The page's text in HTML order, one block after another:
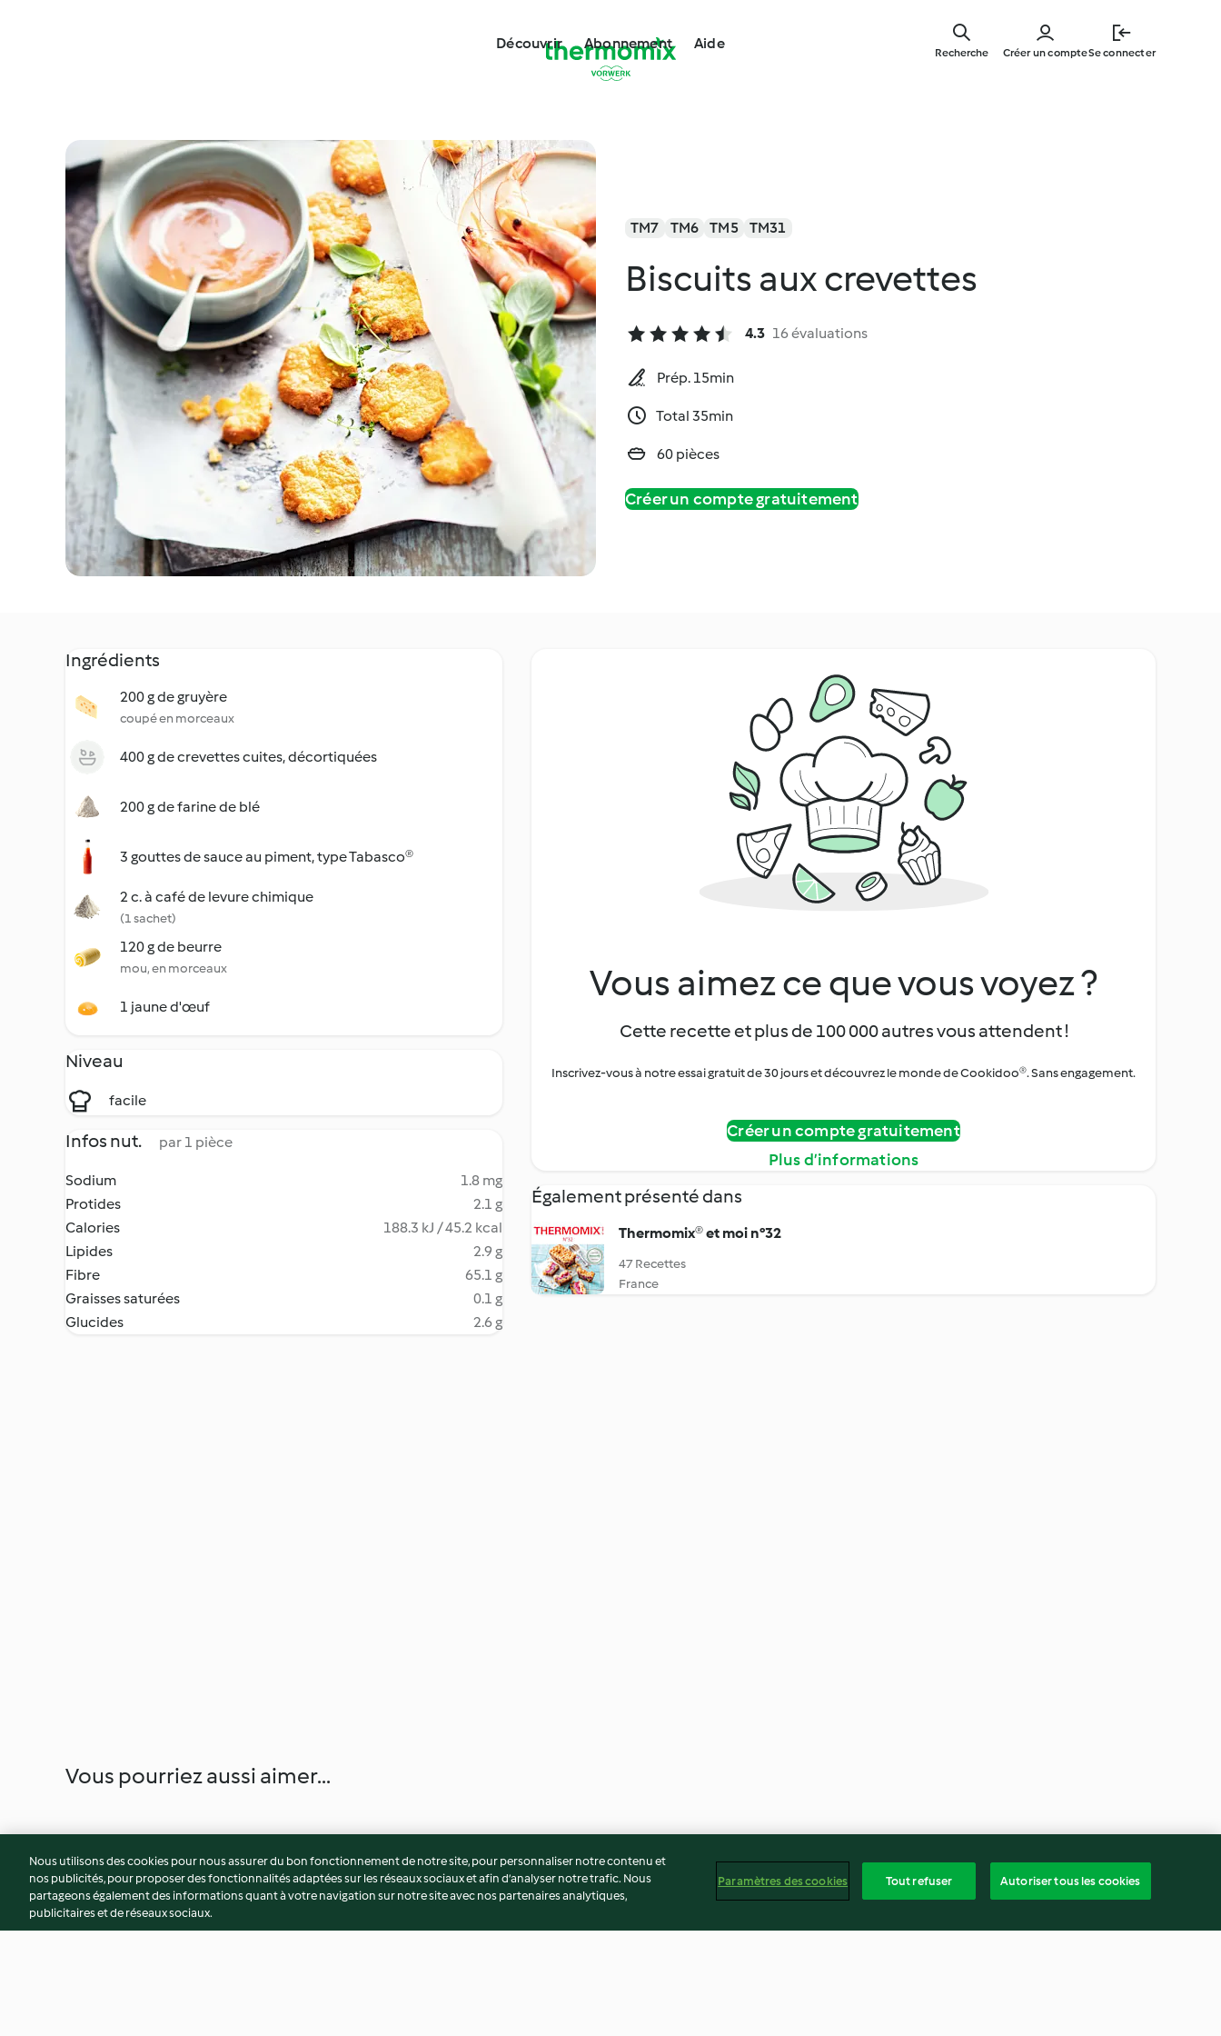
main
Découvrir Abonnement Aide
Créer un compteSe connecter
Recherche
TM7 TM6 TM5 TM31
Biscuits aux crevettes
4.3 16 évaluations
Prép. 15min
Total 35min
60 pièces
Créer un compte gratuitement
Ingrédients
200 g de gruyère
coupé en morceaux
400 g de crevettes cuites, décortiquées
200 g de farine de blé
3 gouttes de sauce au piment, type Tabasco®
2 c. à café de levure chimique
(1 sachet)
120 g de beurre
mou, en morceaux
1 jaune d'œuf
Niveau
facile
Infos nut. par 1 pièce
Sodium
1.8 mg
Protides
2.1 g
Calories
188.3 kJ / 45.2 kcal
Lipides
2.9 g
Fibre
65.1 g
Graisses saturées
0.1 g
Glucides
2.6 g
Vous aimez ce que vous voyez ?
Cette recette et plus de 100 000 autres vous attendent !
Inscrivez-vous à notre essai gratuit de 30 jours et découvrez le monde de Cookidoo®. Sans engagement.
Créer un compte gratuitement
Plus d’informations
Également présenté dans
Thermomix® et moi n°32
47 Recettes
France
Vous pourriez aussi aimer...
Nous utilisons des cookies pour nous assurer du bon fonctionnement de notre site, pour personnaliser notre contenu et
nos publicités, pour proposer des fonctionnalités adaptées sur les réseaux sociaux et afin d’analyser notre trafic. Nous
partageons également des informations quant à votre navigation sur notre site avec nos partenaires analytiques,
publicitaires et de réseaux sociaux.
Paramètres des cookies Tout refuser Autoriser tous les cookies